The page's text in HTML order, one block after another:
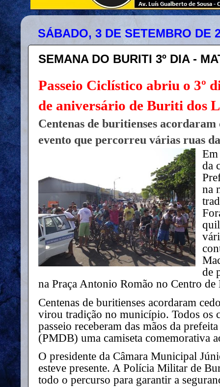
SÁBADO, 3 DE SETEMBRO DE
SEMANA DO BURITI 3º DIA -
Passeio Ciclístico abriu o 3º
de aniversário de Buriti dos
Centenas de buritienses
evento que percorreu várias ruas
Em
da
na
de
na Praça Antonio Romão no Centro
Centenas de buritienses acordaram
virou tradição no município. Todos os
passeio receberam das mãos da
(PMDB) uma camiseta comemorativa
O presidente da Câmara Municipal
esteve presente. A Polícia Militar de
todo o percurso para garantir a